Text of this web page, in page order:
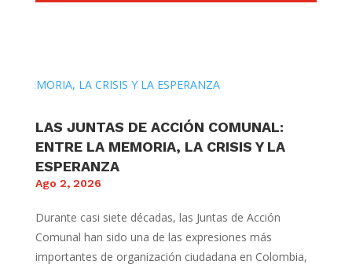
LAS JUNTAS DE ACCIÓN COMUNAL:
ENTRE LA MEMORIA, LA CRISIS Y LA
ESPERANZA
Ago 2, 2026
Durante casi siete décadas, las Juntas de Acción
Comunal han sido una de las expresiones más
importantes de organización ciudadana en Colombia,